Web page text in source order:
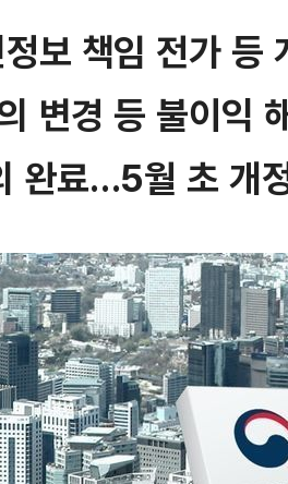
보 책임 전가 등
변경 등 불이익
완료…5월 초 개